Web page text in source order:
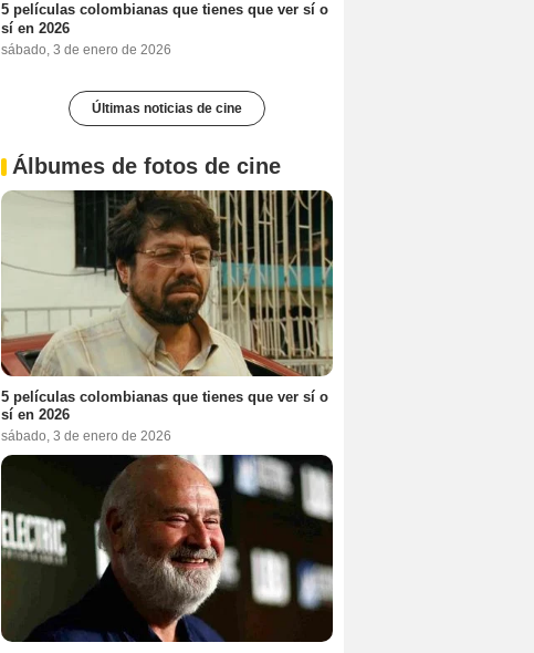
5 películas colombianas que tienes que ver sí o
sí en 2026
sábado, 3 de enero de 2026
Últimas noticias de cine
Álbumes de fotos de cine
5 películas colombianas que tienes que ver sí o
sí en 2026
sábado, 3 de enero de 2026